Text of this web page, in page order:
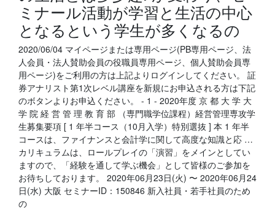
ミナール活動が学習と生活の中心
となるという学生が多くなるの
2020/06/04 マイページまたは専用ページ(PB専用ページ、法
人会員・法人賛助会員の役職員専用ページ、個人賛助会員専
用ページ)をご利用の方は上記よりログインしてください。 証
券アナリスト第1次レベル講座を新規にお申込される方は下記
のボタンよりお申込ください。 - 1 - 2020年度 京 都 大 学 大
学 院 経 営 管 理 教 育 部 （専門職学位課程）経営管理専攻学
生募集要項 [ 1 年半コース（10月入学）特別選抜 ] 本 1 年半
コースは、ファイナンスと会計学に関して高度な知識と応 …
カリキュラムは、ロールプレイの「演習」をメインとしてい
ますので、「経験を通して学ぶ機会」として皆様のご参加を
お待ちしております。 2020年06月23日(火) 〜 2020年06月24
日(水) 大阪 セミナーID：150846 新入社員・若手社員のため
の